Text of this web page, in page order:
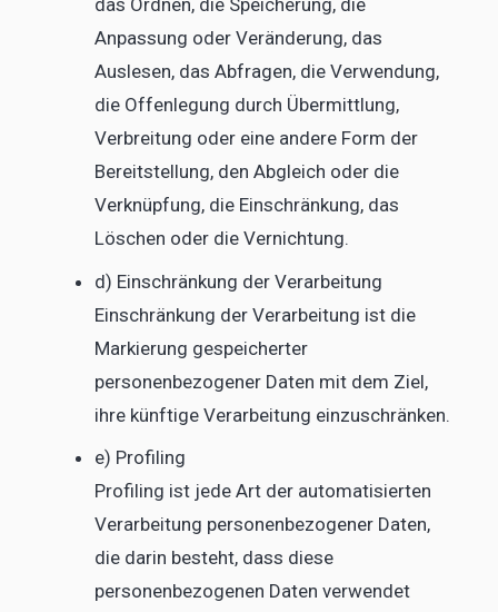
das Ordnen, die Speicherung, die
Anpassung oder Veränderung, das
Auslesen, das Abfragen, die Verwendung,
die Offenlegung durch Übermittlung,
Verbreitung oder eine andere Form der
Bereitstellung, den Abgleich oder die
Verknüpfung, die Einschränkung, das
Löschen oder die Vernichtung.
d) Einschränkung der Verarbeitung
Einschränkung der Verarbeitung ist die
Markierung gespeicherter
personenbezogener Daten mit dem Ziel,
ihre künftige Verarbeitung einzuschränken.
e) Profiling
Profiling ist jede Art der automatisierten
Verarbeitung personenbezogener Daten,
die darin besteht, dass diese
personenbezogenen Daten verwendet